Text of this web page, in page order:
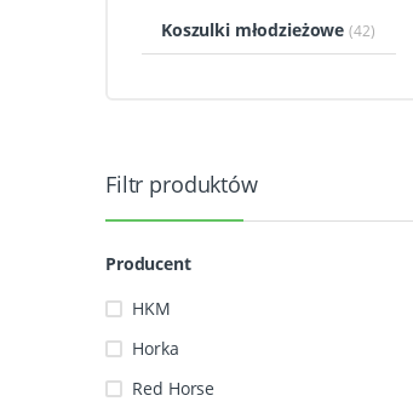
Koszulki młodzieżowe (42)
Filtr produktów
Producent
HKM
Horka
Red Horse